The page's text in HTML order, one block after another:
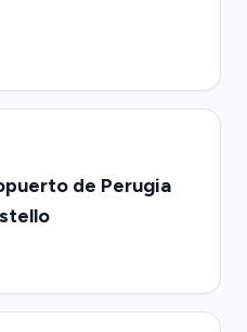
de Perugia